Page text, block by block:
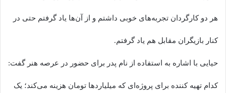
هر دو کارگردان تجربه‌های خوبی داشتم و از آن‌ها یاد گرفتم حتی در
کنار بازیگران مقابل هم یاد گرفتم.
حیایی با اشاره به استفاده از نام پدر برای حضور در عرصه هنر گفت:
کدام تهیه کننده برای پروژه‌ای که میلیاردها تومان هزینه می‌کند؛ یک